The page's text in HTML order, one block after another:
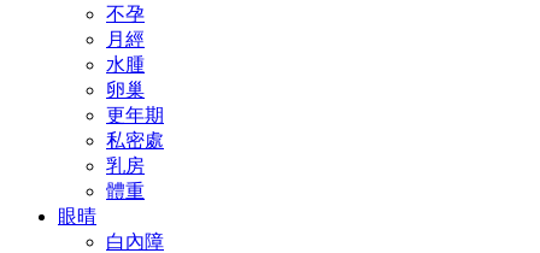
不孕
月經
水腫
卵巢
更年期
私密處
乳房
體重
眼晴
白內障